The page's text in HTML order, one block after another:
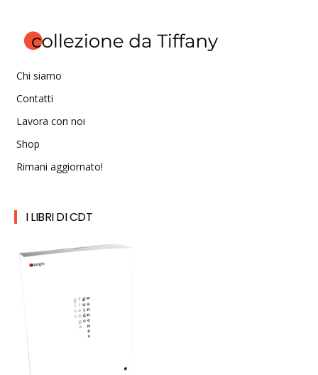
Chi siamo
Contatti
Lavora con noi
Shop
Rimani aggiornato!
I LIBRI DI CDT